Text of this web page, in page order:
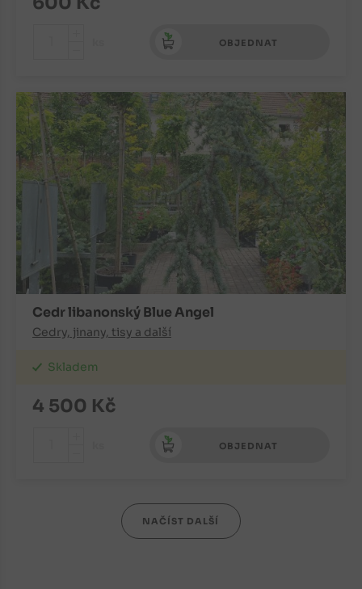
OBJEDNAT
Cedr libanonský Blue Angel
Cedry, jinany, tisy a další
Skladem
4 500 Kč
OBJEDNAT
NAČÍST DALŠÍ